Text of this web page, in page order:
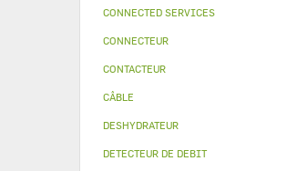
CONNECTED SERVICES
CONNECTEUR
CONTACTEUR
CÂBLE
DESHYDRATEUR
DETECTEUR DE DEBIT